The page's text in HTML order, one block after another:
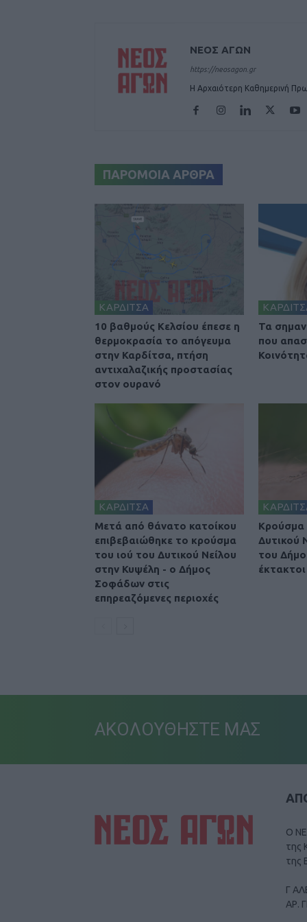
ΝΕΟΣ ΑΓΩΝ
https://neosagon.gr
Η Αρχαιότερη Καθημερινή
ΠΑΡΟΜΟΙΑ ΑΡΘΡΑ
ΚΑΡΔΙΤΣΑ
10 βαθμούς Κελσίου έπεσε η
θερμοκρασία το απόγευμα
στην Καρδίτσα, πτήση
αντιχαλαζικής προστασίας
στον ουρανό
Τα
που
ΚΑΡΔΙΤΣΑ
Μετά από θάνατο κατοίκου
επιβεβαιώθηκε το κρούσμα
του ιού του Δυτικού Νείλου
στην Κυψέλη - ο Δήμος
Σοφάδων στις
επηρεαζόμενες περιοχές
Κρούσμα
Δυτικού
του
ΑΚΟΛΟΥΘΗΣΤΕ ΜΑΣ
Ο
της
της
Γ
ΑΡ.